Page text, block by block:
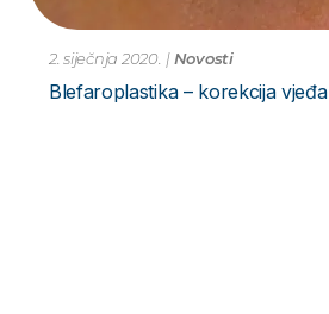
2. siječnja 2020. | Novosti
Blefaroplastika – korekcija vjeđa